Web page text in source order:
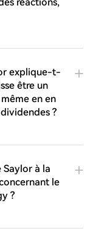
explique-t-
être un
en en
?
Saylor à la
le
?